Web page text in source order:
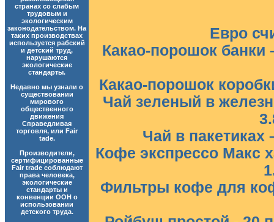
странах со слабым
трудовым и
экологическим
законодательством. На
таких производствах
используется рабский
и детский труд,
нарушаются
экологические
стандарты.
Недавно мы узнали о
существовании
мирового
общественного
движения
Справедливая
торговля, или Fair
tade.
Производители,
сертифицированные
Fair trade соблюдают
права человека,
экологические
стандарты и
конвенции ООН о
использовании
детского труда.
Евро
Какао-порошок банки
Какао-порошок
Чай зеленый в
Чай в пакетиках
Кофе экспрессо Макс
Фильтры кофе для